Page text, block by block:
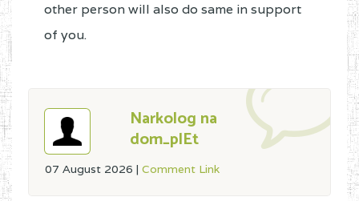
other person will also do same in support
of you.
Narkolog na
dom_plEt
07 August 2026 | Comment Link